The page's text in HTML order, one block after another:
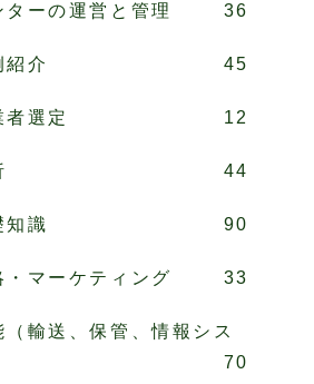
ターの運営と管理 36
紹介 45
者選定 12
44
知識 90
・マーケティング 33
（輸送、保管、情報シス
70